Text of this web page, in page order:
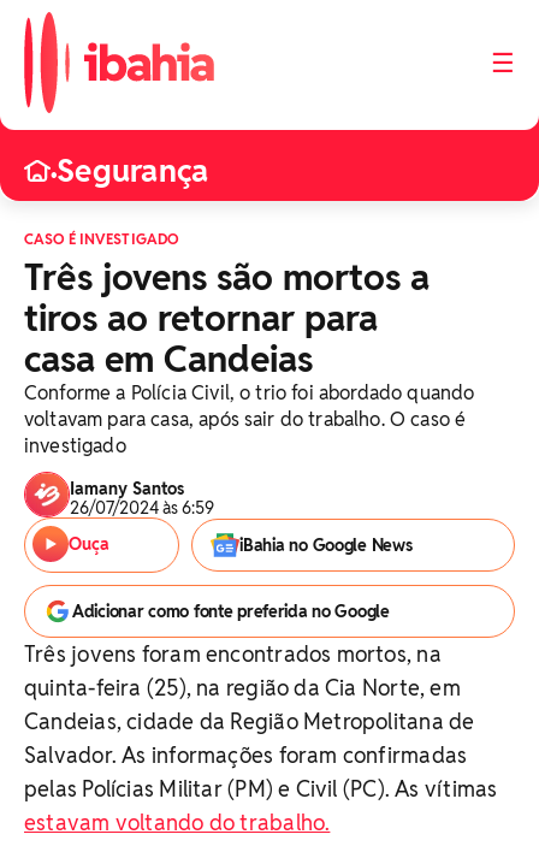
☰
•Segurança
CASO É INVESTIGADO
Três jovens são mortos a
tiros ao retornar para
casa em Candeias
Conforme a Polícia Civil, o trio foi abordado quando
voltavam para casa, após sair do trabalho. O caso é
investigado
Iamany Santos
26/07/2024 às 6:59
Ouça
iBahia no Google News
Adicionar como fonte preferida no Google
Três jovens foram encontrados mortos, na
quinta-feira (25), na região da Cia Norte, em
Candeias, cidade da Região Metropolitana de
Salvador. As informações foram confirmadas
pelas Polícias Militar (PM) e Civil (PC). As vítimas
estavam voltando do trabalho.